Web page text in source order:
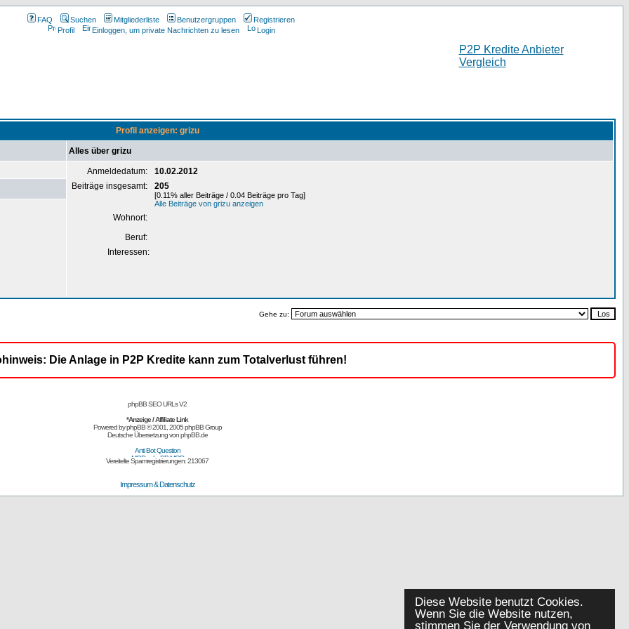
Diese Website benutzt Cookies.
Wenn Sie die Website nutzen,
stimmen Sie der Verwendung von
FAQ Suchen Mitgliederliste Benutzergruppen
Registrieren
Profil
Einloggen, um private Nachrichten zu lesen Login
P2P Kredite Anbieter
Vergleich
Profil anzeigen: grizu
Alles über grizu
Anmeldedatum:
10.02.2012
Beiträge insgesamt:
205
[0.11% aller Beiträge / 0.04 Beiträge pro Tag]
Alle Beiträge von grizu anzeigen
Wohnort:
Beruf:
Interessen:
Gehe zu:
Die Anlage in P2P Kredite kann zum Totalverlust führen!
phpBB SEO URLs V2
*Anzeige / Affiliate Link
Powered byphpBB© 2001, 2005 phpBB Group
Deutsche Übersetzung vonphpBB.de
Vereitelte Spamregistrierungen: 213067
Impressum & Datenschutz